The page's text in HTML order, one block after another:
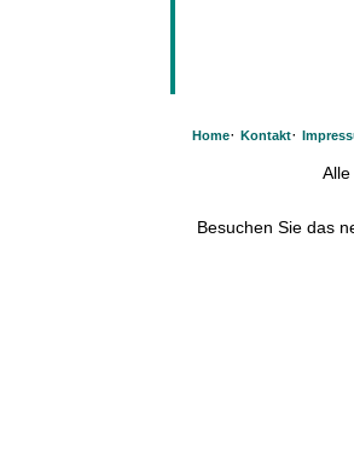
Home· Kontakt·
Besuchen Sie das